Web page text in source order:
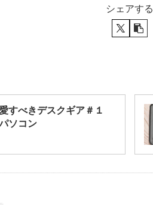
シェアする
すべきデスクギア＃１
ソコン